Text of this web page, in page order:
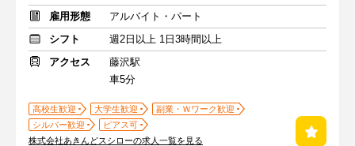
雇用形態
アルバイト・パート
シフト
週2日以上 1日3時間以上
アクセス
藤沢駅
車5分
高校生歓迎 大学生歓迎
副業・Ｗワーク歓迎
シルバー歓迎
ピアス可
株式会社あきんどスシローの求人一覧を見る